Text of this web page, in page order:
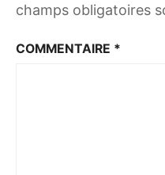
champs obligatoires
COMMENTAIRE *